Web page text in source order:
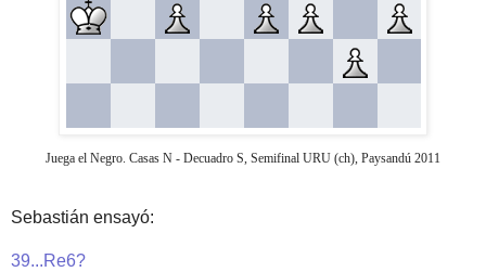
Juega el Negro. Casas N - Decuadro S, Semifinal URU (ch), Paysandú 2011
Sebastián ensayó:
39...Re6?